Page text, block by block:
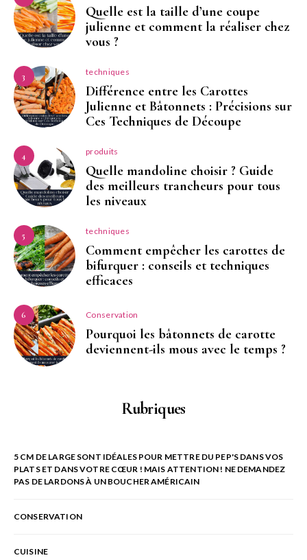
Quelle est la taille d’une coupe
julienne et comment la réaliser chez
vous ?
3 techniques
Différence entre les Carottes
Julienne et Bâtonnets : Précisions sur
Ces Techniques de Découpe
4 produits
Quelle mandoline choisir ? Guide
des meilleurs trancheurs pour tous
les niveaux
5 techniques
Comment empêcher les carottes de
bifurquer : conseils et techniques
efficaces
6 Conservation
Pourquoi les bâtonnets de carotte
deviennent-ils mous avec le temps ?
Rubriques
5 CM DE LARGE SONT IDÉALES POUR METTRE DU PEP'S DANS VOS
PLATS ET DANS VOTRE CŒUR ! MAIS ATTENTION ! NE DEMANDEZ
PAS DE LARDONS À UN BOUCHER AMÉRICAIN
CONSERVATION
CUISINE